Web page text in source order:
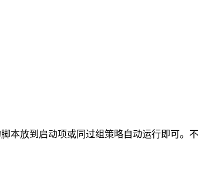
本放到启动项或同过组策略自动运行即可。不